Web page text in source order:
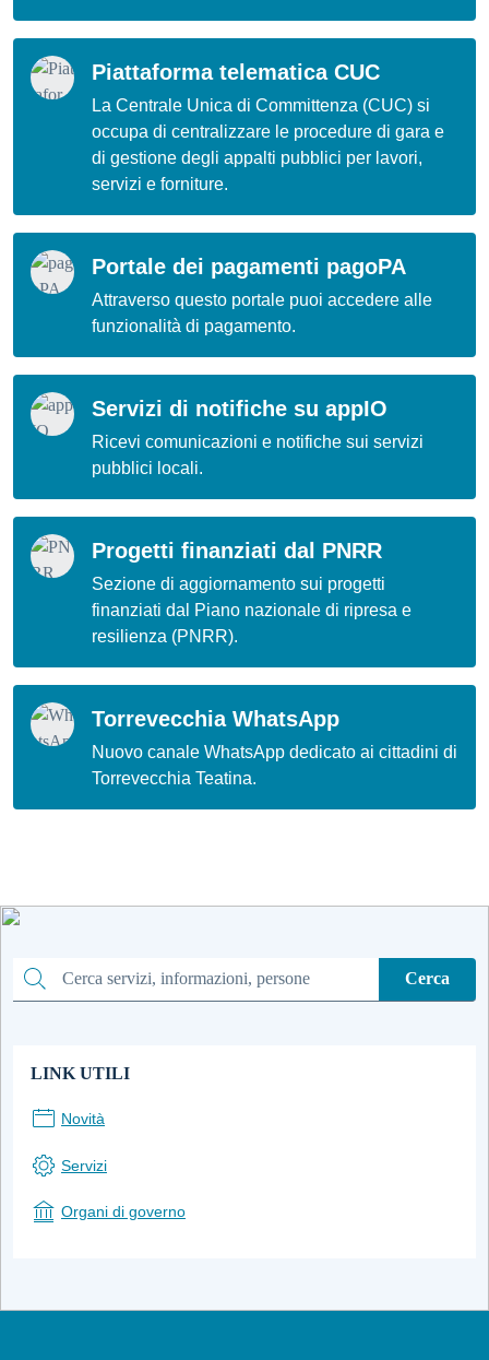
Piattaforma telematica CUC
La Centrale Unica di Committenza (CUC) si
occupa di centralizzare le procedure di gara e
di gestione degli appalti pubblici per lavori,
servizi e forniture.
Portale dei pagamenti pagoPA
Attraverso questo portale puoi accedere alle
funzionalità di pagamento.
Servizi di notifiche su appIO
Ricevi comunicazioni e notifiche sui servizi
pubblici locali.
Progetti finanziati dal PNRR
Sezione di aggiornamento sui progetti
finanziati dal Piano nazionale di ripresa e
resilienza (PNRR).
Torrevecchia WhatsApp
Nuovo canale WhatsApp dedicato ai cittadini di
Torrevecchia Teatina.
Cerca
Cerca
LINK UTILI
Novità
Servizi
Organi di governo